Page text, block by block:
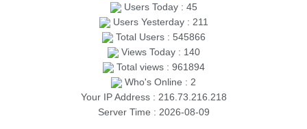
Users Today : 45
Users Yesterday : 211
Total Users : 545866
Views Today : 140
Total views : 961894
Who's Online : 2
Your IP Address : 216.73.216.218
Server Time : 2026-08-09